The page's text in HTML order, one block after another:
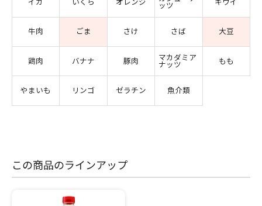
イカ いくら オレンジ
ッツ
キウイ
牛肉 ごま さけ さば 大豆
鶏肉 バナナ 豚肉
マカダミア
ナッツ
もも
やまいも リンゴ ゼラチン 魚介類
この商品のラインアップ